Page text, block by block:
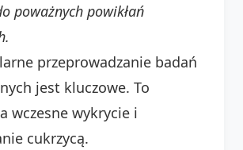
poważnych powikłań
przeprowadzanie badań
jest kluczowe. To
wczesne wykrycie i
cukrzycą.